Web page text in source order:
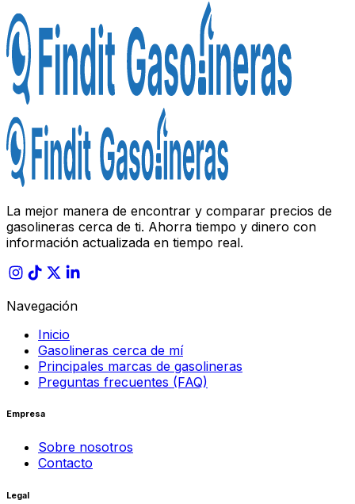
La mejor manera de encontrar y comparar precios de
gasolineras cerca de ti. Ahorra tiempo y dinero con
información actualizada en tiempo real.
Navegación
Inicio
Gasolineras cerca de mí
Principales marcas de gasolineras
Preguntas frecuentes (FAQ)
Empresa
Sobre nosotros
Contacto
Legal